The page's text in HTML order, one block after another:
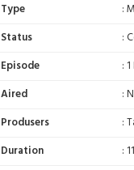
Type
:
Status
:
Episode
:
Aired
:
Produsers
:
Duration
: